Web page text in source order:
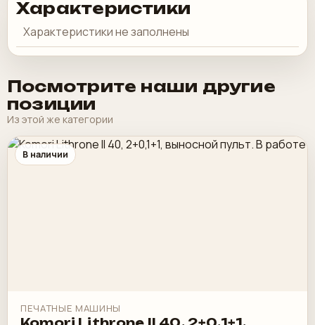
Характеристики
Характеристики не заполнены
Посмотрите наши другие
позиции
Из этой же категории
В наличии
ПЕЧАТНЫЕ МАШИНЫ